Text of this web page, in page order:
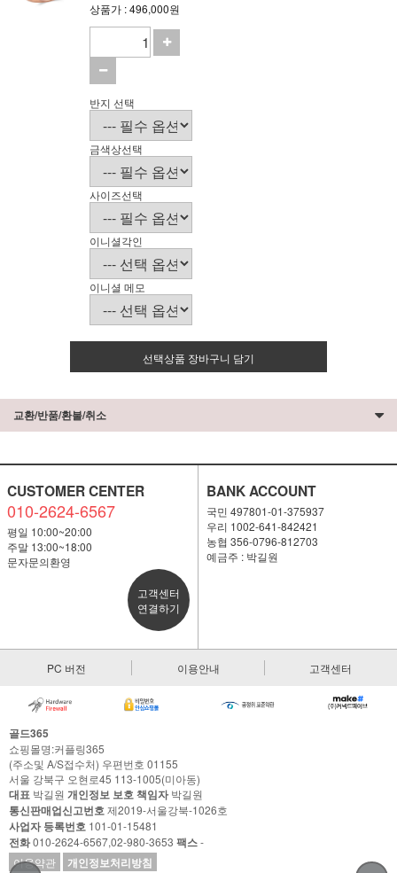
상품가 : 496,000원
반지 선택
금색상선택
사이즈선택
이니셜각인
이니셜 메모
선택상품 장바구니 담기
교환/반품/환불/취소
CUSTOMER CENTER
010-2624-6567
평일 10:00~20:00
주말 13:00~18:00
문자문의환영
고객센터
연결하기
BANK ACCOUNT
국민 497801-01-375937
우리 1002-641-842421
농협 356-0796-812703
예금주 : 박길원
PC 버전 이용안내 고객센터
골드365
쇼핑몰명:커플링365
(주소및 A/S접수처) 우편번호 01155
서울 강북구 오현로45 113-1005(미아동)
대표 박길원 개인정보 보호 책임자박길원
통신판매업신고번호 제2019-서울강북-1026호
사업자 등록번호 101-01-15481
전화010-2624-6567,02-980-3653 팩스-
이용약관
개인정보처리방침